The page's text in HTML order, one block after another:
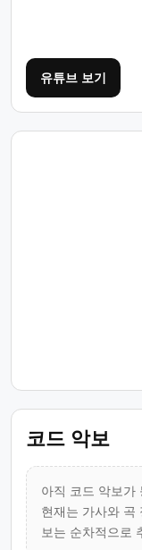
유튜브 보기
코드 악보
아직 코드 악보가
현재는 가사와 곡
보는 순차적으로